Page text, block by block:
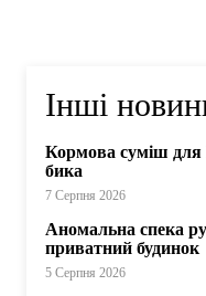
Інші
Кормова суміш для
бика
7 Серпня 2026
Аномальна спека
приватний будинок
5 Серпня 2026